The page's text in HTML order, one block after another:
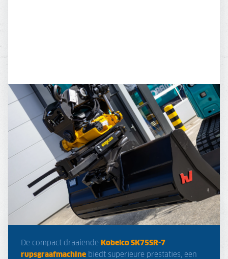
De compact draaiende Kobelco SK75SR-7
rupsgraafmachine biedt superieure prestaties, een